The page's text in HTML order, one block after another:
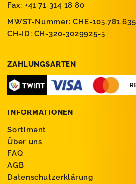
Fax: +41 71 314 18 80
MWST-Nummer: CHE-105.781.635
CH-ID: CH-320-3029925-5
ZAHLUNGSARTEN
INFORMATIONEN
Sortiment
Über uns
FAQ
AGB
Datenschutzerklärung